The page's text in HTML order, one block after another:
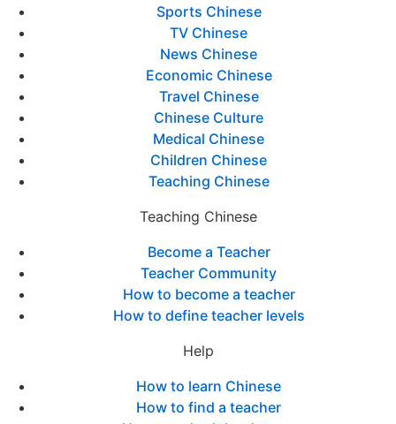
Sports Chinese
TV Chinese
News Chinese
Economic Chinese
Travel Chinese
Chinese Culture
Medical Chinese
Children Chinese
Teaching Chinese
Teaching Chinese
Become a Teacher
Teacher Community
How to become a teacher
How to define teacher levels
Help
How to learn Chinese
How to find a teacher